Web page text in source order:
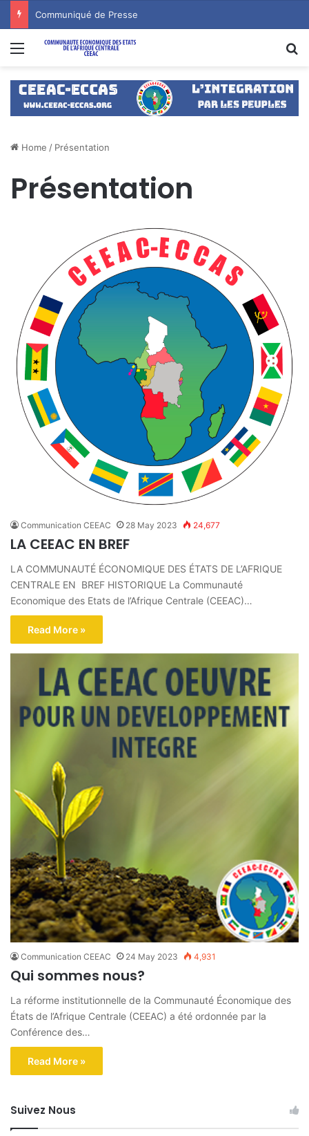
Communiqué de Presse
Menu
Home / Présentation
Présentation
Communication CEEAC 28 May 2023 24,677
LA CEEAC EN BREF
LA COMMUNAUTÉ ÉCONOMIQUE DES ÉTATS DE L’AFRIQUE
CENTRALE EN BREF HISTORIQUE La Communauté
Economique des Etats de l’Afrique Centrale (CEEAC)…
Read More »
Communication CEEAC 24 May 2023 4,931
Qui sommes nous?
La réforme institutionnelle de la Communauté Économique des
États de l’Afrique Centrale (CEEAC) a été ordonnée par la
Conférence des…
Read More »
Suivez Nous